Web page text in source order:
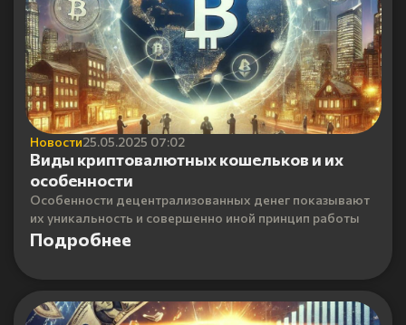
Новости25.05.2025 07:02
Виды криптовалютных кошельков и их
особенности
Особенности децентрализованных денег показывают
их уникальность и совершенно иной принцип работы
Подробнее